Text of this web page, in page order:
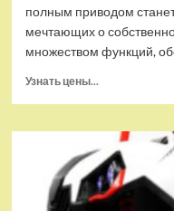
полным приводом
мечтающих о
множеством функций,
Узнать цены...
Детский
RiverToys
K999PX
белый